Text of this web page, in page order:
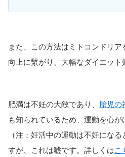
また、この方法はミトコンドリ
向上に繋がり、大幅なダイエット
肥満は不妊の大敵であり、 胎児の
も知られているため、運動を心が
（注：妊活中の運動は不妊にな
すが、これは嘘です。詳しくはこ